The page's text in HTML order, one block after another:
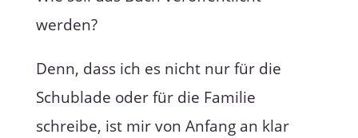
werden?
Denn, dass ich es nicht nur für die
Schublade oder für die Familie
schreibe, ist mir von Anfang an klar